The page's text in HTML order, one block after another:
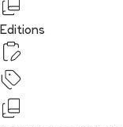
Editions